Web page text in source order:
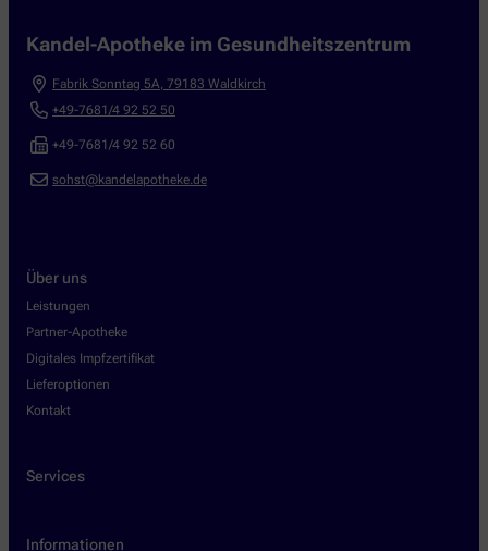
Kandel-Apotheke im Gesundheitszentrum
Fabrik Sonntag 5A 79183 Waldkirch
+49-7681/4 92 52 50
+49-7681/4 92 52 60
sohst@kandelapotheke.de
Über uns
Leistungen
Partner-Apotheke
Digitales Impfzertifikat
Lieferoptionen
Kontakt
Services
Informationen